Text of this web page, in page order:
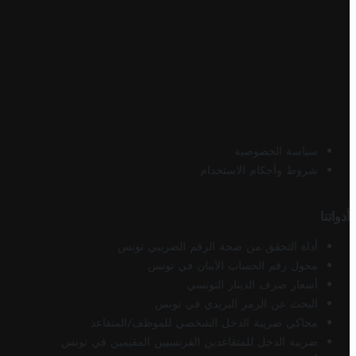
سياسة الخصوصية
شروط وأحكام الاستخدام
أدواتنا
أداة التحقق من صحة الرقم الضريبي تونس
محول رقم الحساب الآيبان في تونس
أسعار صرف الدينار التونسي
البحث عن الرمز البريدي في تونس
محاكي ضريبة الدخل الشخصي للموظف/المتقاعد
ضريبة الدخل للمتقاعدين الفرنسيين المقيمين في تونس